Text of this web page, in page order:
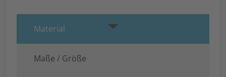
Material
Maße / Größe